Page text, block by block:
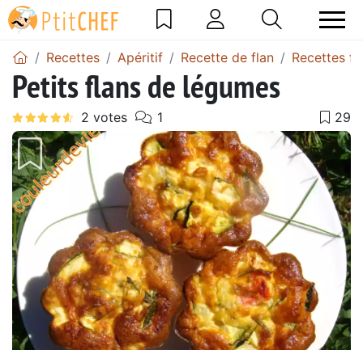
Recettes Apéritif Recette de flan Recettes
Petits flans de légumes
Précédent